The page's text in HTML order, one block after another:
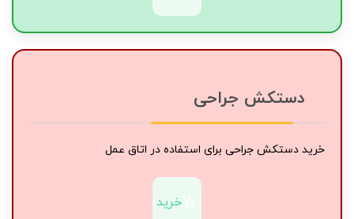
دستکش جراحی
خرید دستکش جراحی برای استفاده در اتاق عمل
خرید